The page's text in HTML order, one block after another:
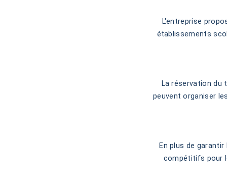
L'entreprise
établissements
La réservation du
peuvent organiser
En plus de
compétitifs pour